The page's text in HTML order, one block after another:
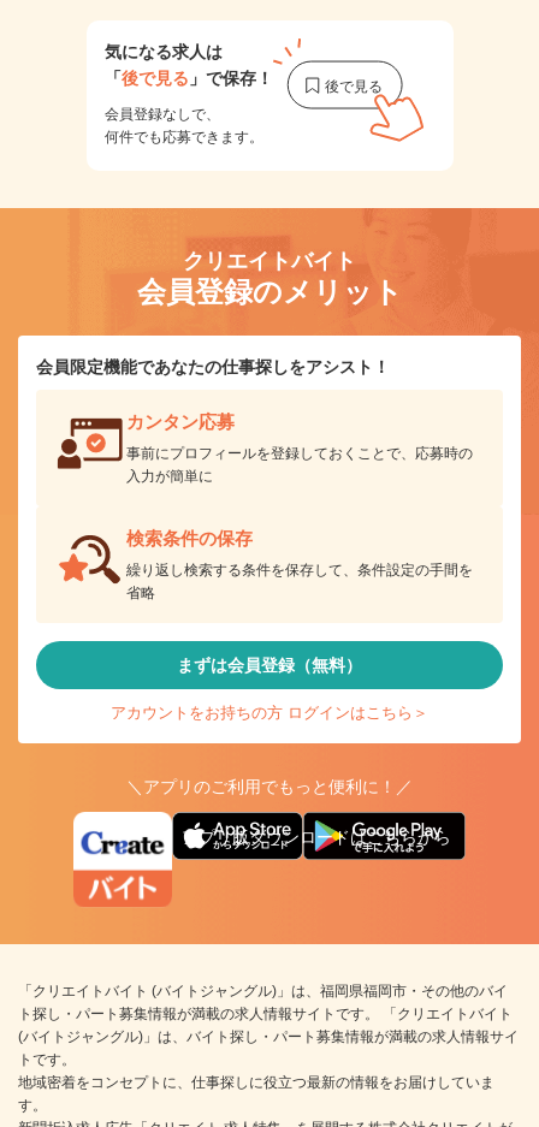
気になる求人は
「後で見る 」で保存！
会員登録なしで、
何件でも応募できます。
クリエイトバイト
会員登録のメリット
会員限定機能であなたの仕事探しをアシスト！
カンタン応募
事前にプロフィールを登録しておくことで、応募時の
入力が簡単に
検索条件の保存
繰り返し検索する条件を保存して、条件設定の手間を
省略
まずは会員登録（無料）
アカウントをお持ちの方 ログインはこちら＞
＼アプリのご利用でもっと便利に！／
アプリ版ダウンロードはこちらから
「クリエイトバイト (バイトジャングル)」は、福岡県福岡市・その他のバイ
ト探し・パート募集情報が満載の求人情報サイトです。 「クリエイトバイト
(バイトジャングル)」は、バイト探し・パート募集情報が満載の求人情報サイ
トです。
地域密着をコンセプトに、仕事探しに役立つ最新の情報をお届けしていま
す。